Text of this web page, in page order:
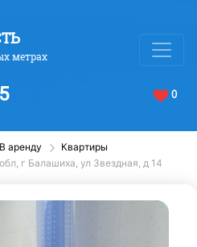
метрах
0
В аренду
Квартиры
г Балашиха, ул Звездная, д 14